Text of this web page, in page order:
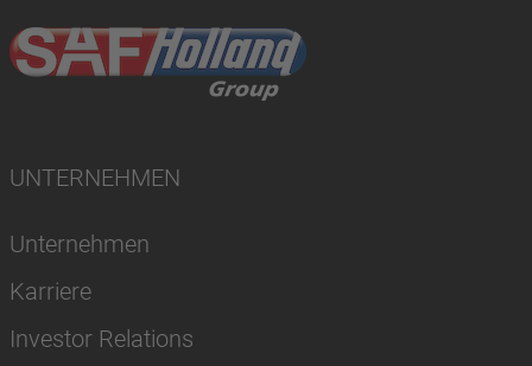
UNTERNEHMEN
Unternehmen
Karriere
Investor Relations